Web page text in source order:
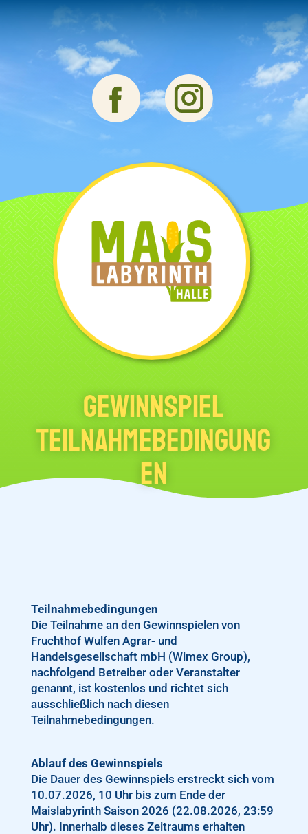
Gewinnspiel
Teilnahmebedingung
en
Teilnahmebedingungen
Die Teilnahme an den Gewinnspielen von
Fruchthof Wulfen Agrar- und
Handelsgesellschaft mbH (Wimex Group),
nachfolgend Betreiber oder Veranstalter
genannt, ist kostenlos und richtet sich
ausschließlich nach diesen
Teilnahmebedingungen.
Ablauf des Gewinnspiels
Die Dauer des Gewinnspiels erstreckt sich vom
10.07.2026, 10 Uhr bis zum Ende der
Maislabyrinth Saison 2026 (22.08.2026, 23:59
Uhr). Innerhalb dieses Zeitraums erhalten